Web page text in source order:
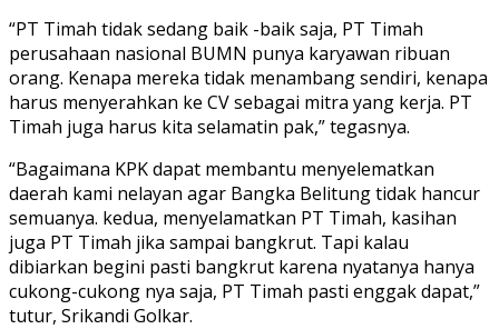
“PT Timah tidak sedang baik -baik saja, PT Timah
perusahaan nasional BUMN punya karyawan ribuan
orang. Kenapa mereka tidak menambang sendiri, kenapa
harus menyerahkan ke CV sebagai mitra yang kerja. PT
Timah juga harus kita selamatin pak,” tegasnya.
“Bagaimana KPK dapat membantu menyelematkan
daerah kami nelayan agar Bangka Belitung tidak hancur
semuanya. kedua, menyelamatkan PT Timah, kasihan
juga PT Timah jika sampai bangkrut. Tapi kalau
dibiarkan begini pasti bangkrut karena nyatanya hanya
cukong-cukong nya saja, PT Timah pasti enggak dapat,”
tutur, Srikandi Golkar.